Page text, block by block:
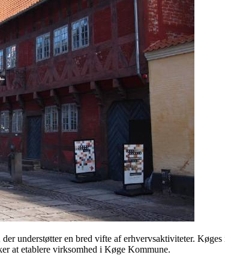
understøtter en bred vifte af erhvervsaktiviteter.
at etablere virksomhed i Køge Kommune.